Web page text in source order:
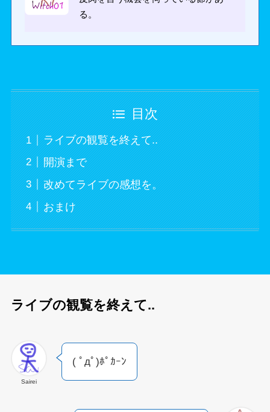
る。
目次
ライブの観覧を終えて..
開演まで
改めてライブの感想を。
おまけ
ライブの観覧を終えて..
Sairei
( ﾟдﾟ)ﾎﾟｶｰﾝ